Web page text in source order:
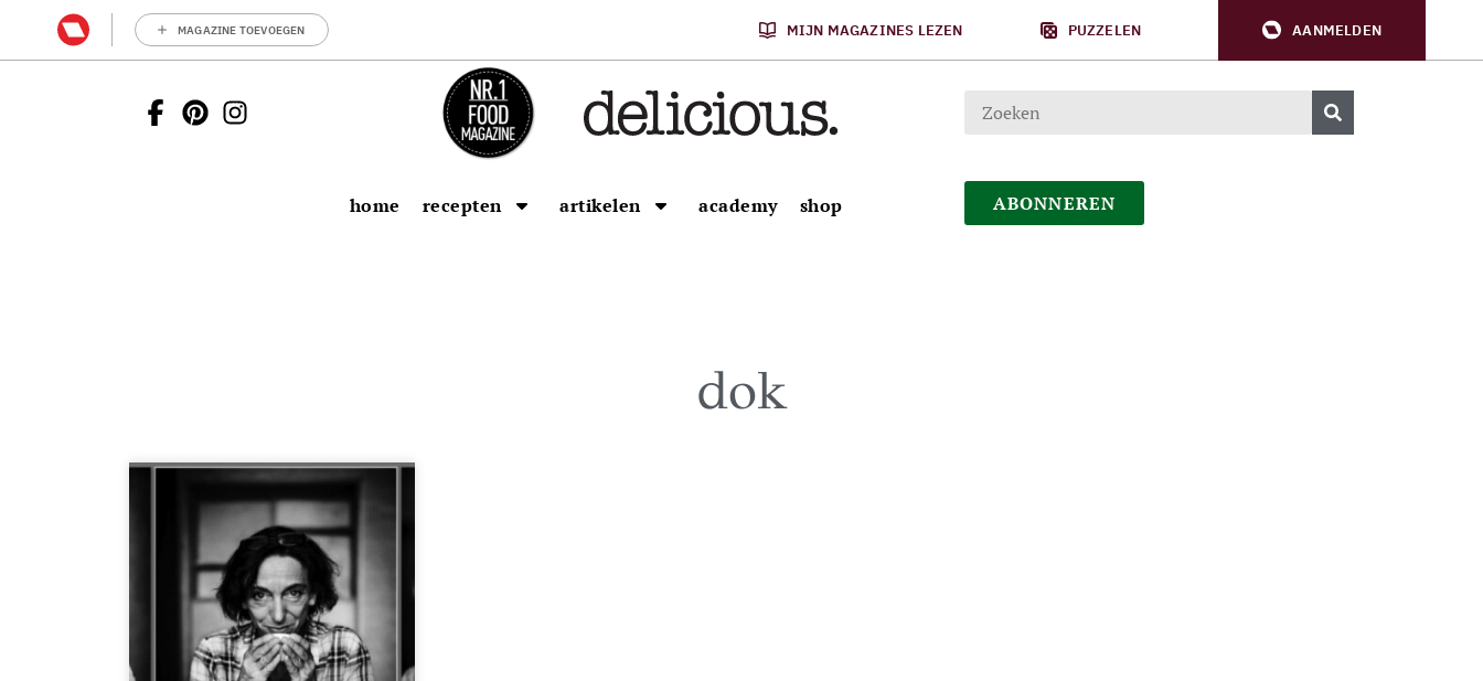
MAGAZINE TOEVOEGEN MIJN MAGAZINES LEZEN PUZZELEN AANMELDEN
home recepten artikelen academy shop ABONNEREN
dok